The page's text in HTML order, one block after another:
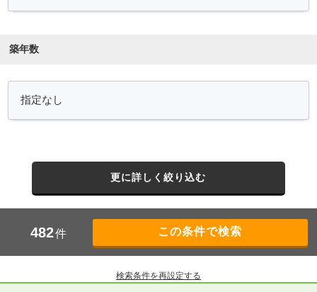
築年数
更に詳しく絞り込む
482件
検索条件を再設定する